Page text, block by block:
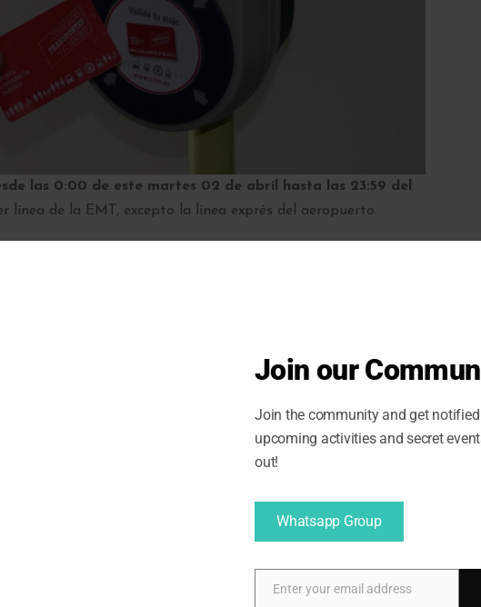
las 0:00 de este martes 02 de abril hasta las 23:59 del
línea de la EMT, excepto la línea exprés del aeropuerto.
facilitaran un billete sencillo sin coste.
haciendo uso del servicio de los autobuses de forma gratuita.
Join our
Join the community and get
upcoming activities and secret
out!
Whatsapp Group
Enter your email address